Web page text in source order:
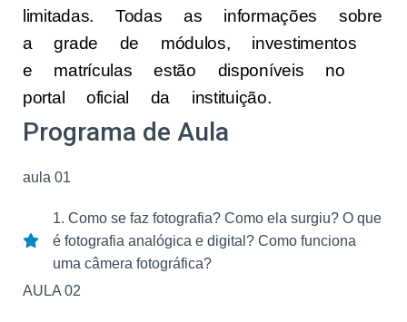
limitadas. Todas as informações sobre
a grade de módulos, investimentos
e matrículas estão disponíveis no
portal oficial da instituição.
Programa de Aula
aula 01
1. Como se faz fotografia? Como ela surgiu? O que
é fotografia analógica e digital? Como funciona
uma câmera fotográfica?
AULA 02